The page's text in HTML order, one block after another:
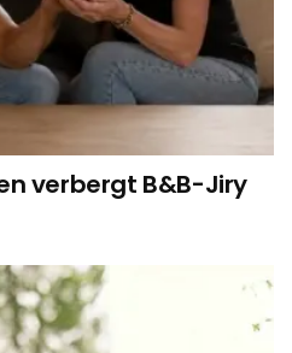
verbergt B&B-Jiry